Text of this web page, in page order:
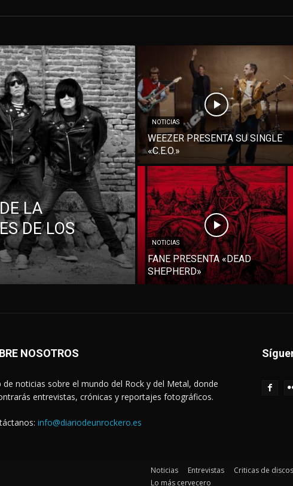
LA
DE LOS
NOTICIAS
WEEZER PRESENTA SU SINGLE
«C.E.O.»
NOTICIAS
FANE PRESENTA «DEAD
SHEPHERD»
NOSOTROS
de noticias sobre el mundo del Rock y del Metal, donde
entrevistas, crónicas y reportajes fotográficos.
info@diariodeunrockero.es
Noticias Entrevistas Criticas de discos
Lo más cervecero